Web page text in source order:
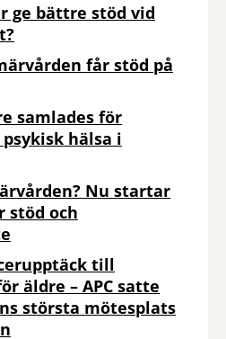
ge bättre stöd vid
får stöd på
samlades för
hälsa i
Nu startar
och
till
äldre – APC satte
största mötesplats